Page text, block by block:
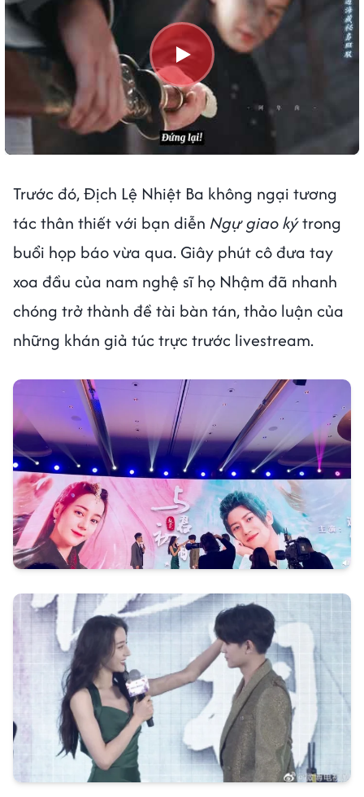
Trước đó, Địch Lệ Nhiệt Ba không ngại tương
tác thân thiết với bạn diễn Ngự giao kýtrong
buổi họp báo vừa qua. Giây phút cô đưa tay
xoa đầu của nam nghệ sĩ họ Nhậm đã nhanh
chóng trở thành đề tài bàn tán, thảo luận của
những khán giả túc trực trước livestream.